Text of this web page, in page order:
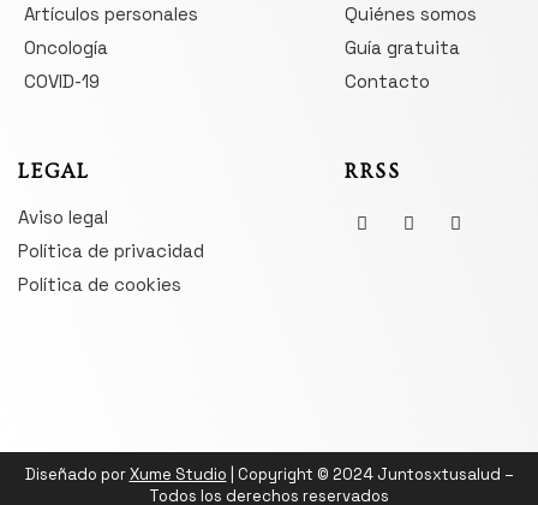
Artículos personales
Oncología
COVID-19
Quiénes somos
Guía gratuita
Contacto
LEGAL
Aviso legal
Política de privacidad
Política de cookies
RRSS
Diseñado porXume Studio | Copyright © 2024 Juntosxtusalud –
Todos los derechos reservados